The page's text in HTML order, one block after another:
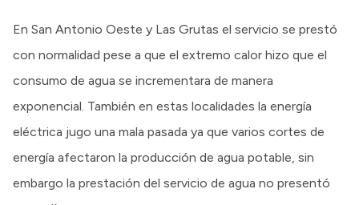
En San Antonio Oeste y Las Grutas el servicio se prestó
con normalidad pese a que el extremo calor hizo que el
consumo de agua se incrementara de manera
exponencial. También en estas localidades la energía
eléctrica jugo una mala pasada ya que varios cortes de
energía afectaron la producción de agua potable, sin
embargo la prestación del servicio de agua no presentó